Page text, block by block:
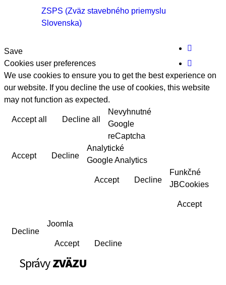
Save
Cookies user preferences
We use cookies to ensure you to get the best experience on
our website. If you decline the use of cookies, this website
may not function as expected.
Accept all Decline all
Nevyhnutné
Google
reCaptcha
Accept Decline
Analytické
Google Analytics
Accept Decline
Funkčné
JBCookies
Accept
Decline
Joomla
Accept Decline
ZSPS (Zväz stavebného priemyslu
Slovenska)


SprávyZVÄZU